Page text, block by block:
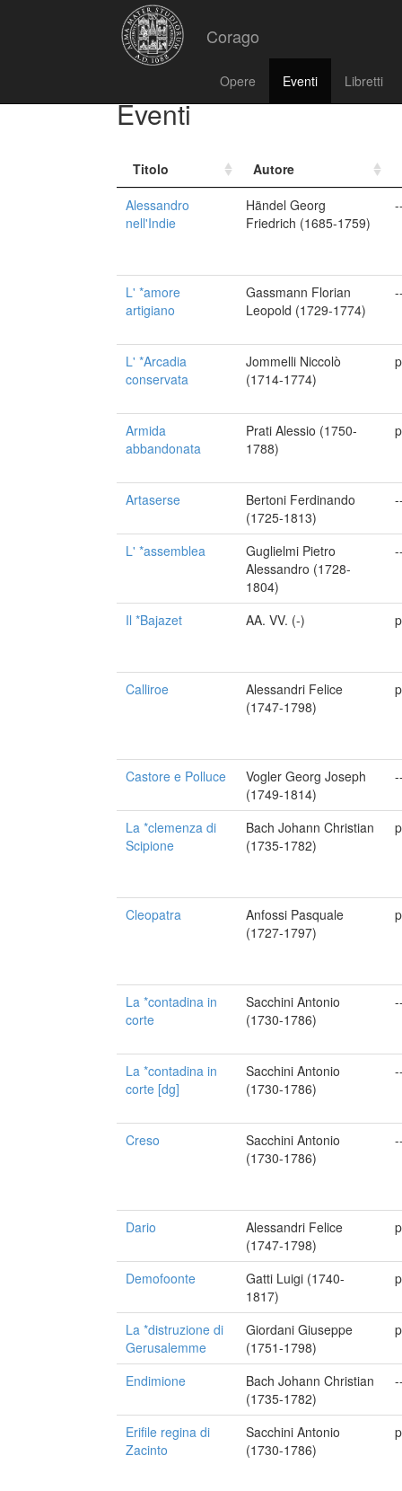
Corago
Opere Eventi Libretti
Eventi
Titolo
Autore
Alessandro
nell'Indie
Händel Georg
Friedrich (1685-1759)
L' *amore
artigiano
Gassmann Florian
Leopold (1729-1774)
L' *Arcadia
conservata
Jommelli Niccolò
(1714-1774)
Armida
abbandonata
Prati Alessio (1750-
1788)
Artaserse
Bertoni Ferdinando
(1725-1813)
L' *assemblea
Guglielmi Pietro
Alessandro (1728-
1804)
Il *Bajazet AA. VV. (-)
Calliroe
Alessandri Felice
(1747-1798)
Castore e Polluce
Vogler Georg Joseph
(1749-1814)
La *clemenza di
Scipione
Bach Johann Christian
(1735-1782)
Cleopatra
Anfossi Pasquale
(1727-1797)
La *contadina in
corte
Sacchini Antonio
(1730-1786)
La *contadina in
corte [dg]
Sacchini Antonio
(1730-1786)
Creso
Sacchini Antonio
(1730-1786)
Dario
Alessandri Felice
(1747-1798)
Demofoonte
Gatti Luigi (1740-
1817)
La *distruzione di
Gerusalemme
Giordani Giuseppe
(1751-1798)
Endimione
Bach Johann Christian
(1735-1782)
Erifile regina di
Zacinto
Sacchini Antonio
(1730-1786)